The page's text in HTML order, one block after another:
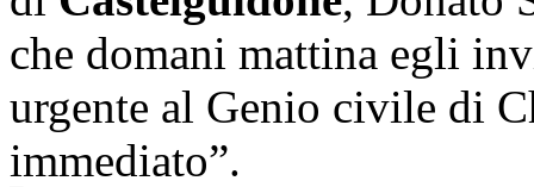
che domani mattina egli
urgente al Genio civile di
immediato”.